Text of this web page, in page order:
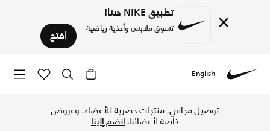
× تطبيق NIKE هنا!
تسوق ملابس وأحذية رياضية افتح
English
توصيل مجاني، منتجات حصرية للأعضاء، وعروض
خاصة لأعضائنا.انضم إلينا